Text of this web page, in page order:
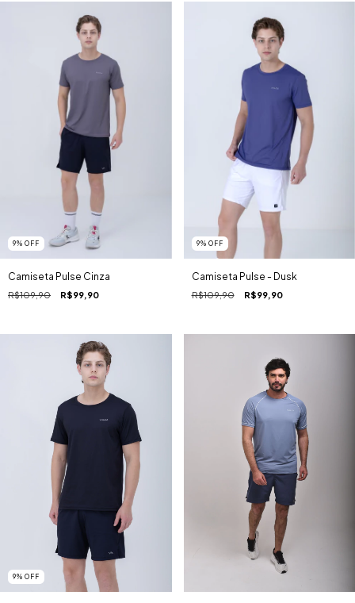
9% OFF
Camiseta Pulse Cinza
R$109,90 R$99,90
9% OFF
Camiseta Pulse - Dusk
R$109,90 R$99,90
9% OFF